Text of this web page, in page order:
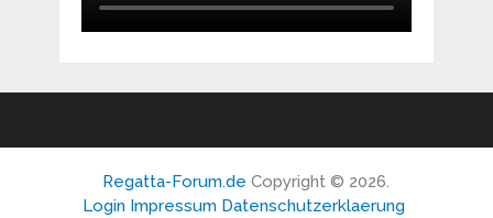
Regatta-Forum.de Copyright © 2026.
Login Impressum Datenschutzerklaerung